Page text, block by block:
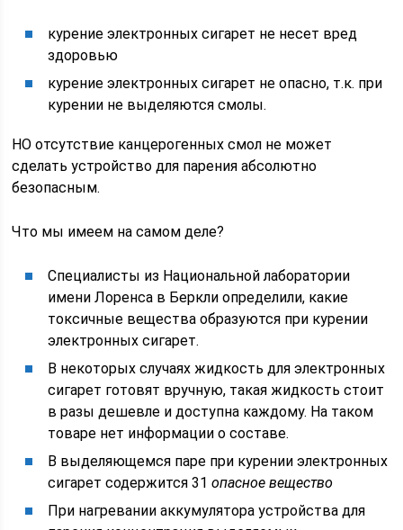
курение электронных сигарет не несет вред
здоровью
курение электронных сигарет не опасно, т.к. при
курении не выделяются смолы.
НО отсутствие канцерогенных смол не может
сделать устройство для парения абсолютно
безопасным.
Что мы имеем на самом деле?
Специалисты из Национальной лаборатории
имени Лоренса в Беркли определили, какие
токсичные вещества образуются при курении
электронных сигарет.
В некоторых случаях жидкость для электронных
сигарет готовят вручную, такая жидкость стоит
в разы дешевле и доступна каждому. На таком
товаре нет информации о составе.
В выделяющемся паре при курении электронных
сигарет содержится 31опасное вещество
При нагревании аккумулятора устройства для